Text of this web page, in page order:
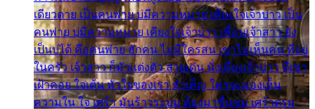
เดียวดาย เป็นคนพ่าย บ่มีความหมาย เคียงใจเจ้าบ่าว เป็น
คนพ่าย บ่มีความหมาย เคียงใจเจ้าบ่าว เพื่อนเจ้าสาว ยัง
เป็นบ่ได้ คือคนพ่าย ฮักคน ไม่มีใครสน เขาไม่เห็นคน ที่อยู่
ในครัว เจ้าสาว ก็มัวแต่งตัว สวยเด่น นั่งเคียงเจ้าบ่าว ที่เขา
เฝ้าคอย ใจเต้น หัวใจของเรา ลำเค็ญ ใครจะมองเห็น
ความใน ใจ เศร้า มันร้าวระบม ต้องมาขื่นขม เศร้าตรม